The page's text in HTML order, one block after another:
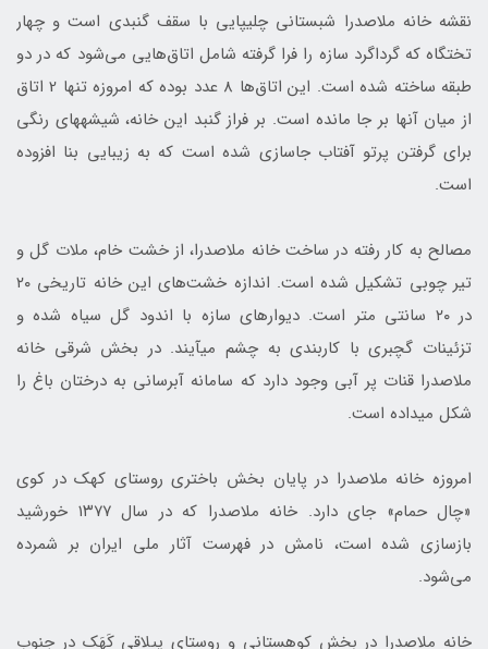
نقشه خانه ملاصدرا شبستانی چلیپایی با سقف گنبدی است و چهار
تختگاه که گرداگرد سازه را فرا گرفته شامل اتاق‌هایی می‌شود که در دو
طبقه ساخته شده است. این اتاق‌ها 8 عدد بوده که امروزه تنها 2 اتاق
از میان آن‎ها بر جا مانده است. بر فراز گنبد این خانه، شیشه‎های رنگی
برای گرفتن پرتو آفتاب جاسازی شده است که به زیبایی بنا افزوده
است.
مصالح به کار رفته در ساخت خانه ملاصدرا، از خشت خام، ملات گل و
تیر چوبی تشکیل شده است. اندازه خشت‌های این خانه تاریخی ۲۰
در ۲۰ سانتی متر است. دیوارهای سازه با اندود گل سیاه شده و
تزئینات گچبری با کاربندی به چشم می‎آیند. در بخش شرقی خانه
ملاصدرا قنات پر آبی وجود دارد که سامانه آبرسانی به درختان باغ را
شکل می‎داده است.
امروزه خانه ملاصدرا در پایان بخش باختری روستای کهک در کوی
«چال حمام» جای دارد. خانه ملاصدرا که در سال ۱۳۷۷ خورشید
بازسازی شده است، نامش در فهرست آثار ملی ایران بر شمرده
می‌شود.
خانه ملاصدرا در بخش کوهستانی و روستای ییلاقی کَهَک در جنوب